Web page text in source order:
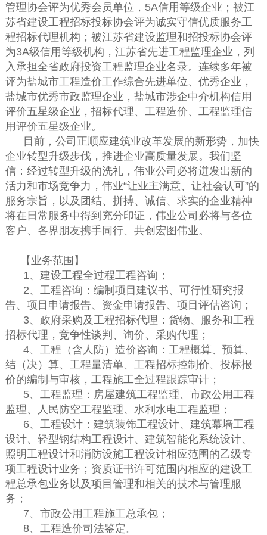
管理协会评为优秀会员单位，5A信用等级企业；被江
苏省建设工程招标投标协会评为诚实守信优质服务工
程招标代理机构；被江苏省建设监理和招投标协会评
为3A级信用等级机构，江苏省先进工程监理企业，列
入承担全省政府投资工程监理企业名录。连续多年被
评为盐城市工程造价工作综合先进单位、优秀企业，
盐城市优秀市政监理企业，盐城市涉企中介机构信用
评价五星级企业，招标代理、工程造价、工程监理信
用评价五星级企业。
目前，公司正顺应建筑业改革发展的新形势，加快
企业转型升级步伐，推进企业高质量发展。我们坚
信：经过转型升级的洗礼，伟业公司必将迸发出新的
活力和市场竞争力，伟业“让业主满意、让社会认可”的
服务宗旨，以及团结、拼搏、诚信、求实的企业精神
将在日常服务中得到充分印证，伟业公司必将与各位
客户、各界朋友携手同行、共创宏图伟业。
【业务范围】
1、建设工程全过程工程咨询；
2、工程咨询：编制项目建议书、可行性研究报
告、项目申请报告、资金申请报告、项目评估咨询；
3、政府采购及工程招标代理：货物、服务和工程
招标代理，竞争性谈判、询价、采购代理；
4、工程（含人防）造价咨询：工程概算、预算、
结（决）算、工程量清单、工程招标控制价、投标报
价的编制与审核，工程施工全过程跟踪审计；
5、工程监理：房屋建筑工程监理、市政公用工程
监理、人民防空工程监理、水利水电工程监理；
6、工程设计：建筑装饰工程设计、建筑幕墙工程
设计、轻型钢结构工程设计、建筑智能化系统设计、
照明工程设计和消防设施工程设计相应范围的乙级专
项工程设计业务；资质证书许可范围内相应的建设工
程总承包业务以及项目管理和相关的技术与管理服
务；
7、市政公用工程施工总承包；
8、工程造价司法鉴定。